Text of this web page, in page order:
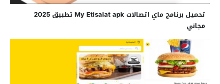
تحميل برنامج ماي اتصالات My Etisalat apk تطبيق 2025
مجاني